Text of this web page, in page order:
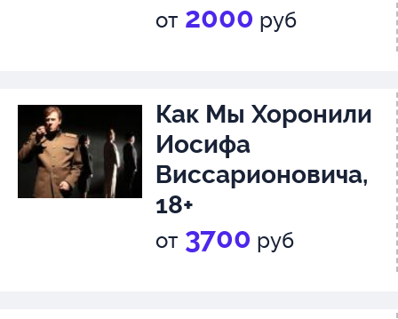
от 2000 руб
Как Мы Хоронили
Иосифа
Виссарионовича,
18+
от 3700 руб